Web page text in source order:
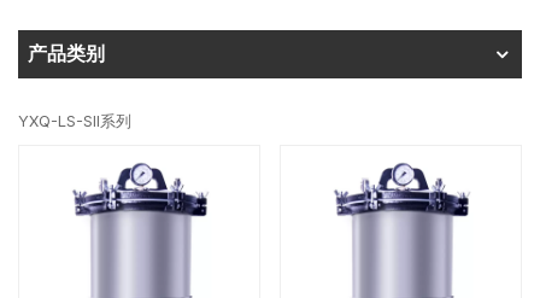
产品类别
YXQ-LS-SII系列